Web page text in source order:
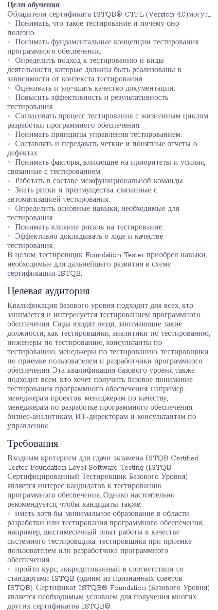
Цели обучения
Обладатели сертификата ISTQB® CTFL (Version 4.0)могут…
Понимать, что такое тестирование и почему оно
полезно.
Понимать фундаментальные концепции тестирования
программного обеспечения.
Определить подход к тестированию и виды
деятельности, которые должны быть реализованы в
зависимости от контекста тестирования.
Оценивать и улучшать качество документации.
Повысить эффективность и результативность
тестирования.
Согласовать процесс тестирования с жизненным циклом
разработки программного обеспечения.
Понимать принципы управления тестированием.
Составлять и передавать четкие и понятные отчеты о
дефектах.
Понимать факторы, влияющие на приоритеты и усилия,
связанные с тестированием.
Работать в составе межфункциональной команды.
Знать риски и преимущества, связанные с
автоматизацией тестирования.
Определить основные навыки, необходимые для
тестирования.
Понимать влияние рисков на тестирование.
Эффективно докладывать о ходе и качестве
тестирования.
В целом, тестировщик Foundation Tester приобрел навыки,
необходимые для дальнейшего развития в схеме
сертификации ISTQB.
Целевая аудитория
Квалификация базового уровня подходит для всех, кто
занимается и интересуется тестированием программного
обеспечения. Сюда входят люди, занимающие такие
должности, как тестировщики, аналитики по тестированию,
инженеры по тестированию, консультанты по
тестированию, менеджеры по тестированию, тестировщики
по приемке пользователем и разработчики программного
обеспечения. Эта квалификация базового уровня также
подходит всем, кто хочет получить базовое понимание
тестирования программного обеспечения, например,
менеджерам проектов, менеджерам по качеству,
менеджерам по разработке программного обеспечения,
бизнес-аналитикам, ИТ-директорам и консультантам по
управлению.
Требования
Входным критерием для сдачи экзамена ISTQB Certified
Tester Foundation Level Software Testing (ISTQB
Сертифицированный Тестировщик Базового Уровня)
является интерес кандидатов к тестированию
программного обеспечения. Однако настоятельно
рекомендуется, чтобы кандидаты также:
иметь хотя бы минимальное образование в области
разработки или тестирования программного обеспечения,
например, шестимесячный опыт работы в качестве
системного тестировщика, тестировщика при приемке
пользователем или разработчика программного
обеспечения.
пройти курс, аккредитованный в соответствии со
стандартами ISTQB (одним из признанных советов
ISTQB). Сертификат ISTQB® Foundation (Базового Уровня)
является необходимым условием для получения многих
других сертификатов ISTQB®.